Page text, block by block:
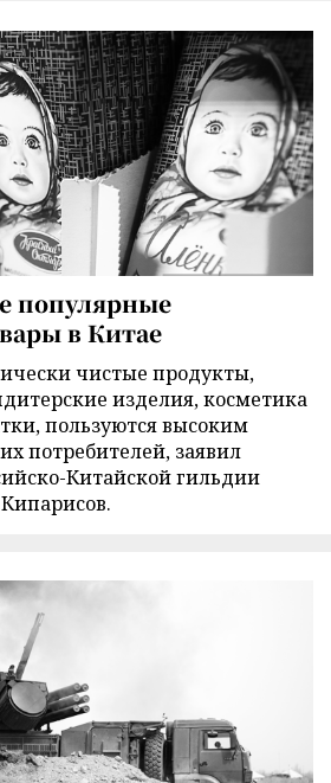
популярные
в Китае
чистые продукты,
изделия, косметика
пользуются высоким
потребителей, заявил
Китайской гильдии